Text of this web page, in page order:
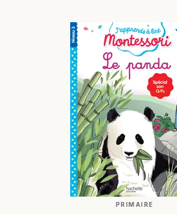
PRIMAIRE